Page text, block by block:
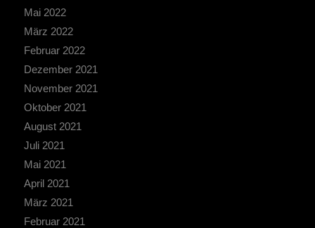
Mai 2022
März 2022
Februar 2022
Dezember 2021
November 2021
Oktober 2021
August 2021
Juli 2021
Mai 2021
April 2021
März 2021
Februar 2021